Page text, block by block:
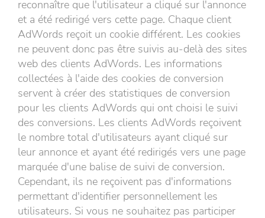
reconnaître que l'utilisateur a cliqué sur l'annonce
et a été redirigé vers cette page. Chaque client
AdWords reçoit un cookie différent. Les cookies
ne peuvent donc pas être suivis au-delà des sites
web des clients AdWords. Les informations
collectées à l'aide des cookies de conversion
servent à créer des statistiques de conversion
pour les clients AdWords qui ont choisi le suivi
des conversions. Les clients AdWords reçoivent
le nombre total d'utilisateurs ayant cliqué sur
leur annonce et ayant été redirigés vers une page
marquée d'une balise de suivi de conversion.
Cependant, ils ne reçoivent pas d'informations
permettant d'identifier personnellement les
utilisateurs. Si vous ne souhaitez pas participer